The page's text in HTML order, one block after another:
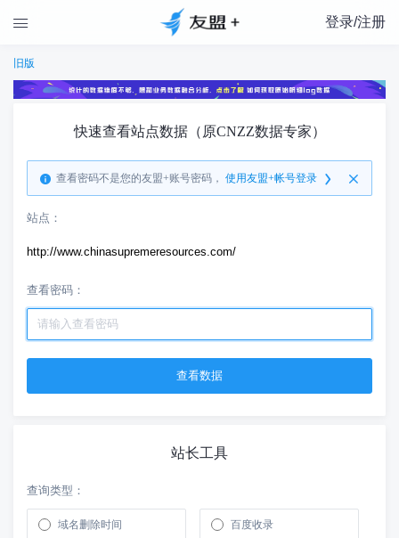
 登录/注册
旧版
快速查看站点数据（原CNZZ数据专家）
查看密码不是您的友盟+账号密码， 使用友盟+帐号登录
站点：
http://www.chinasupremeresources.com/
查看密码：
站长工具
查询类型：
域名删除时间 百度收录